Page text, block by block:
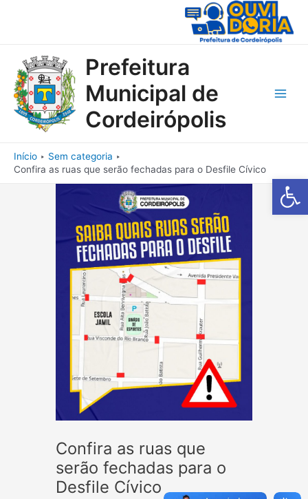
Barra de
Prefeitura
Municipal de
Cordeirópolis
Início
Sem categoria
Confira as ruas que serão fechadas para o Desfile Cívico
Confira as ruas que
serão fechadas para o
Desfile Cívico